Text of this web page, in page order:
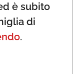
è subito
di
.